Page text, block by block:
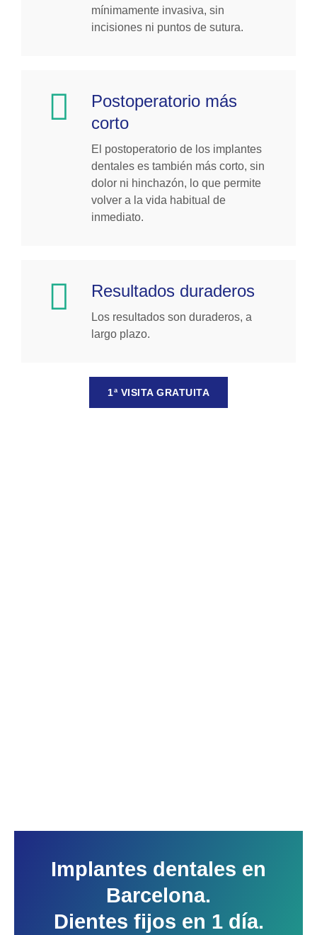
mínimamente invasiva, sin
incisiones ni puntos de sutura.
Postoperatorio más
corto
El postoperatorio de los implantes
dentales es también más corto, sin
dolor ni hinchazón, lo que permite
volver a la vida habitual de
inmediato.
Resultados duraderos
Los resultados son duraderos, a
largo plazo.
1ª VISITA GRATUITA
Implantes dentales en
Barcelona.
Dientes fijos en 1 día.